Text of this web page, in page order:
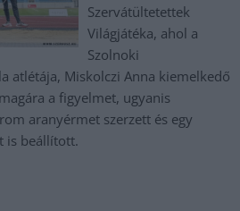
Szervátültetettek
Világjátéka, ahol a
Szolnoki
atlétája, Miskolczi Anna kiemelkedő
a figyelmet, ugyanis
aranyérmet szerzett és egy
is beállított.